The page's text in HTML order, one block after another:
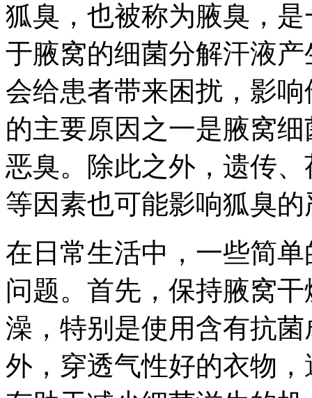
狐臭，也被称为腋臭，
于腋窝的细菌分解汗液
会给患者带来困扰，影
的主要原因之一是腋窝
恶臭。除此之外，遗传
等因素也可能影响狐臭
在日常生活中，一些简
问题。首先，保持腋窝
澡，特别是使用含有抗
外，穿透气性好的衣物